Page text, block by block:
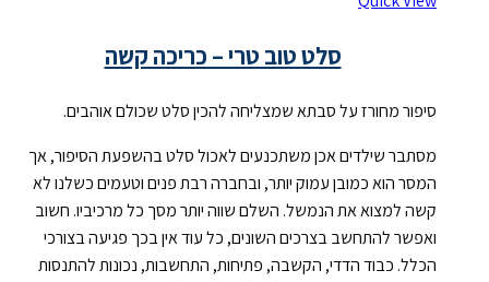
סלט טוב טרי – כריכה קשה
סיפור מחורז על סבתא שמצליחה להכין סלט שכולם אוהבים.
מסתבר שילדים אכן משתכנעים לאכול סלט בהשפעת הסיפור, אך
המסר הוא כמובן עמוק יותר, ובחברה רבת פנים וטעמים כשלנו לא
קשה למצוא את הנמשל. השלם שווה יותר מסך כל מרכיביו. חשוב
ואפשר להתחשב בצרכים השונים, כל עוד אין בכך פגיעה בצורכי
הכלל. כבוד הדדי, הקשבה, פתיחות, התחשבות, נכונות להתנסות